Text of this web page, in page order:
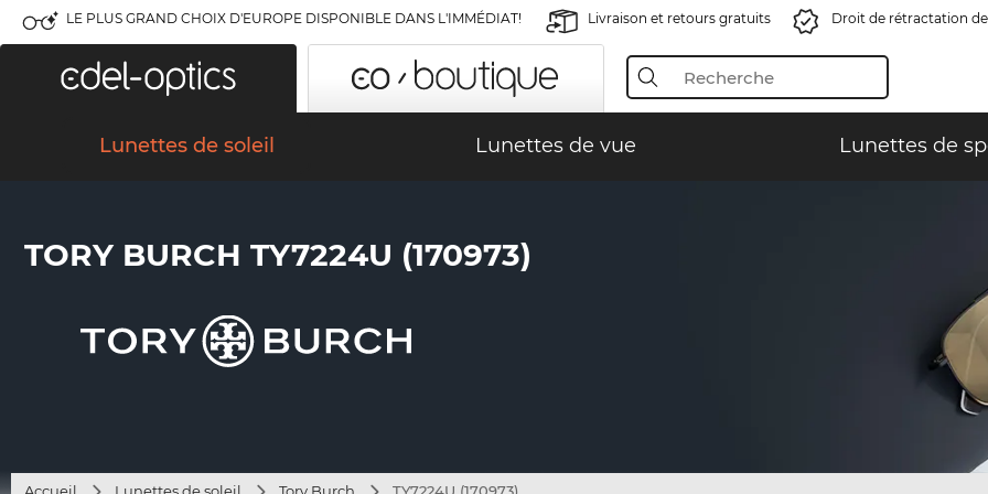
LE PLUS GRAND CHOIX D'EUROPE DISPONIBLE DANS L'IMMÉDIAT! Livraison et retours gratuits Droit de rétractation
Lunettes de soleil Lunettes de vue Lunettes de
TORY BURCH TY7224U (170973)